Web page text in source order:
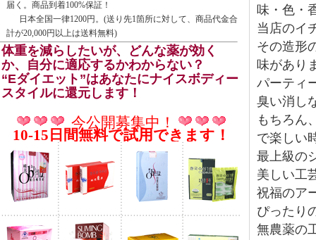
届く。商品到着100%保証！
日本全国一律1200円。(送り先1箇所に対して、商品代金合
計が20,000円以上は送料無料)
体重を減らしたいが、どんな薬が効く
か、自分に適応するかわからない？
“Eダイエット”はあなたにナイスボディー
スタイルに還元します！
今公開募集中！
10-15日間無料で試用できます！
味・色・
当店のイ
その造形
味があり
パーティ
臭い消し
もちろん
で楽しい
最上級の
美しい工
祝福のア
ぴったり
無農薬の